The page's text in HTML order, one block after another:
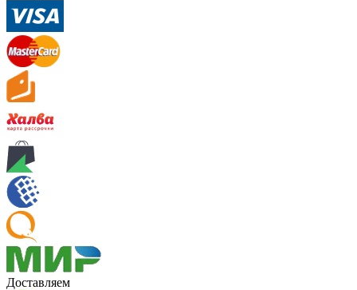
Доставляем